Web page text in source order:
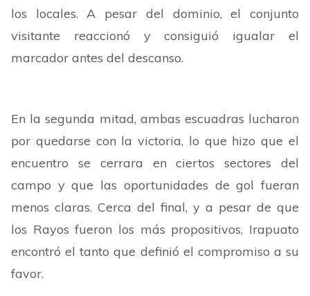
los locales. A pesar del dominio, el conjunto
visitante reaccionó y consiguió igualar el
marcador antes del descanso.
En la segunda mitad, ambas escuadras lucharon
por quedarse con la victoria, lo que hizo que el
encuentro se cerrara en ciertos sectores del
campo y que las oportunidades de gol fueran
menos claras. Cerca del final, y a pesar de que
los Rayos fueron los más propositivos, Irapuato
encontró el tanto que definió el compromiso a su
favor.